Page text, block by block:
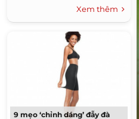
Xem thêm
9 mẹo ‘chỉnh dáng’ đẫy đà